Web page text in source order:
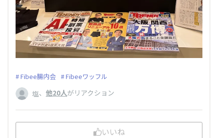
Fibee腸内会 Fibeeワッフル
塩、 他20人がリアクション
いいね